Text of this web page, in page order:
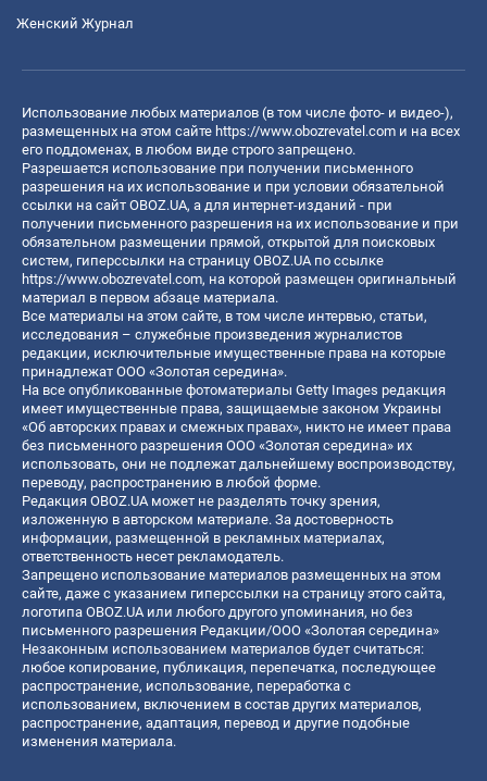
Женский Журнал
Использование любых материалов (в том числе фото- и видео-),
размещенных на этом сайте https://www.obozrevatel.com и на всех
его поддоменах, в любом виде строго запрещено.
Разрешается использование при получении письменного
разрешения на их использование и при условии обязательной
ссылки на сайт OBOZ.UA, а для интернет-изданий - при
получении письменного разрешения на их использование и при
обязательном размещении прямой, открытой для поисковых
систем, гиперссылки на страницу OBOZ.UA по ссылке
https://www.obozrevatel.com, на которой размещен оригинальный
материал в первом абзаце материала.
Все материалы на этом сайте, в том числе интервью, статьи,
исследования – служебные произведения журналистов
редакции, исключительные имущественные права на которые
принадлежат ООО «Золотая середина».
На все опубликованные фотоматериалы Getty Images редакция
имеет имущественные права, защищаемые законом Украины
«Об авторских правах и смежных правах», никто не имеет права
без письменного разрешения ООО «Золотая середина» их
использовать, они не подлежат дальнейшему воспроизводству,
переводу, распространению в любой форме.
Редакция OBOZ.UA может не разделять точку зрения,
изложенную в авторском материале. За достоверность
информации, размещенной в рекламных материалах,
ответственность несет рекламодатель.
Запрещено использование материалов размещенных на этом
сайте, даже с указанием гиперссылки на страницу этого сайта,
логотипа OBOZ.UA или любого другого упоминания, но без
письменного разрешения Редакции/ООО «Золотая середина»
Незаконным использованием материалов будет считаться:
любое копирование, публикация, перепечатка, последующее
распространение, использование, переработка с
использованием, включением в состав других материалов,
распространение, адаптация, перевод и другие подобные
изменения материала.